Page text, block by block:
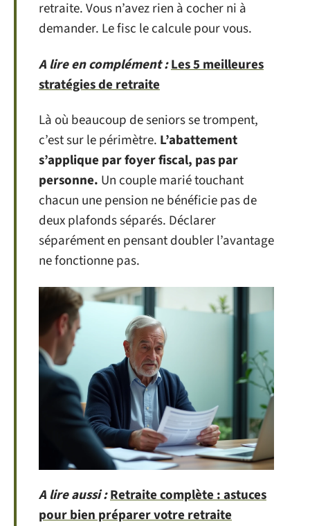
retraite. Vous n’avez rien à cocher ni à
demander. Le fisc le calcule pour vous.
A lire en complément :Les 5 meilleures
stratégies de retraite
Là où beaucoup de seniors se trompent,
c’est sur le périmètre. L’abattement
s’applique par foyer fiscal, pas par
personne. Un couple marié touchant
chacun une pension ne bénéficie pas de
deux plafonds séparés. Déclarer
séparément en pensant doubler l’avantage
ne fonctionne pas.
A lire aussi :Retraite complète : astuces
pour bien préparer votre retraite